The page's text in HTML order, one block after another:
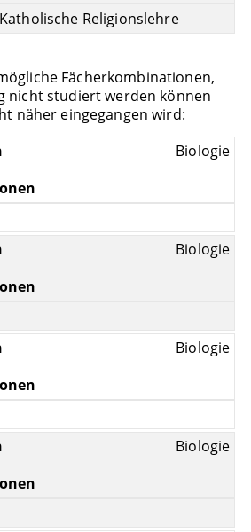
Religionslehre
Fächerkombinationen,
nicht studiert werden können
näher eingegangen wird:
Biologie
Biologie
Biologie
Biologie